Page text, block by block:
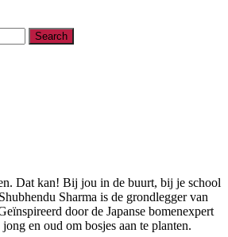
Dat kan! Bij jou in de buurt, bij je school
Sharma is de grondlegger van
door de Japanse bomenexpert
en oud om bosjes aan te planten.